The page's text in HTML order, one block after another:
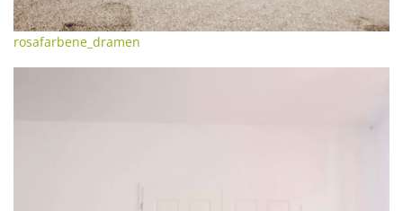
rosafarbene_dramen